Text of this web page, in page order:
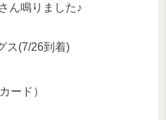
ん鳴りました♪
ス(7/26到着)
ード）